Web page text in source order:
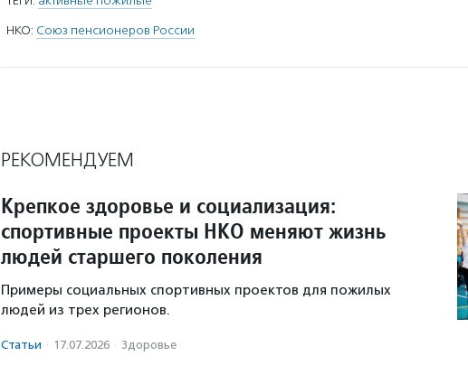
НКО: Союз пенсионеров России
РЕКОМЕНДУЕМ
Крепкое здоровье и социализация:
спортивные проекты НКО меняют жизнь
людей старшего поколения
Примеры социальных спортивных проектов для пожилых
людей из трех регионов.
Статьи · 17.07.2026 · Здоровье